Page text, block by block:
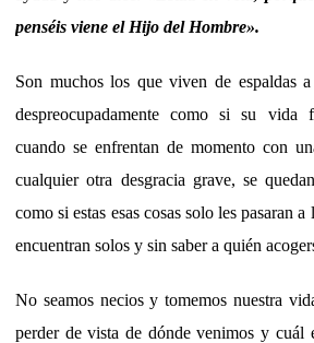
penséis viene el Hijo del Hombre».
Son muchos los que viven de espaldas
despreocupadamente como si su vida
cuando se enfrentan de momento con
cualquier otra desgracia grave, se
como si estas esas cosas solo les pasaran
encuentran solos y sin saber a quién
No seamos necios y tomemos nuestra
perder de vista de dónde venimos y cuál